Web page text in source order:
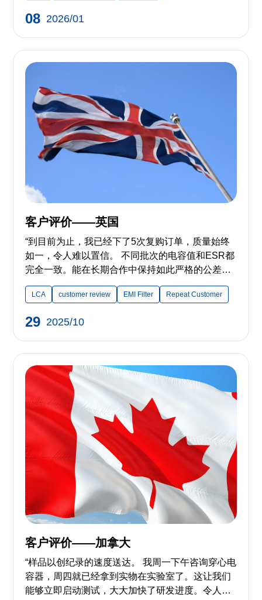
08 2026/01
29 2025/10
客户评价——英国
“到目前为止，我已经下了5次复购订单，质量始终
如一，令人难以置信。 不同批次的电容值和ESR都
完全一致。能在长期合作中保持如此严格的公差，
这样的供应商实属罕见。” ——来自英国的客户
LCA customer review EMI Filter Repeat Customer
客户评价——加拿大
“样品以创纪录的速度送达。 我周一下午咨询穿心电
容器，周四就已经拿到实物在实验室了。这让我们
能够立即启动测试，大大加快了研发进度。令人印